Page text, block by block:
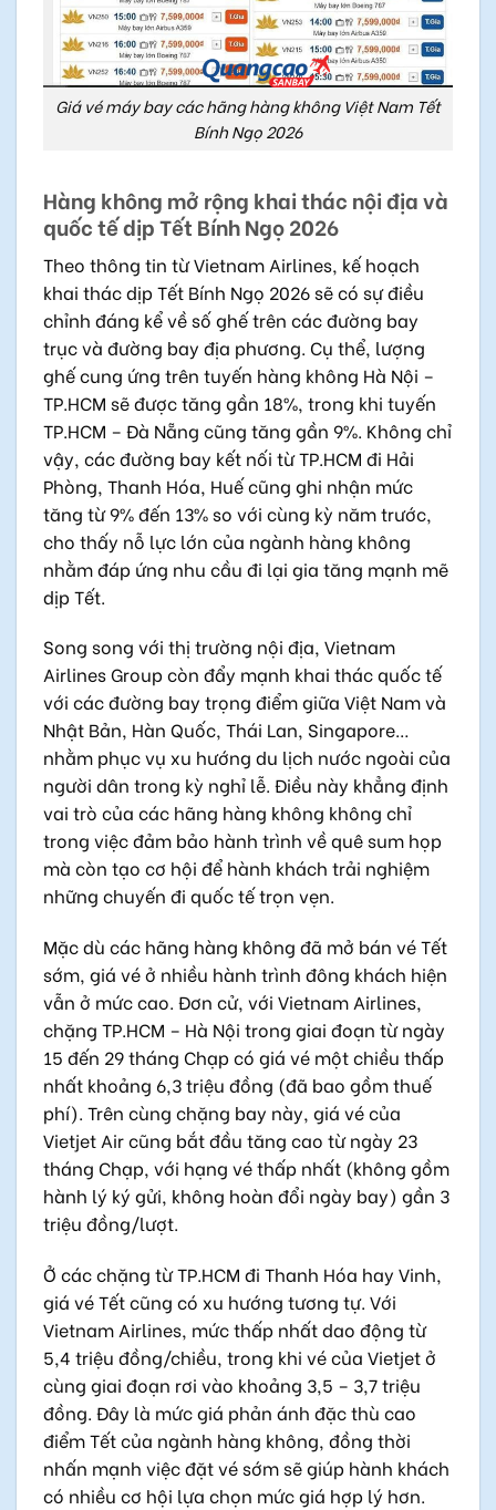
Giá vé máy bay các hãng hàng không Việt Nam Tết
Bính Ngọ 2026
Hàng không mở rộng khai thác nội địa và
quốc tế dịp Tết Bính Ngọ 2026
Theo thông tin từ Vietnam Airlines, kế hoạch
khai thác dịp Tết Bính Ngọ 2026 sẽ có sự điều
chỉnh đáng kể về số ghế trên các đường bay
trục và đường bay địa phương. Cụ thể, lượng
ghế cung ứng trên tuyến hàng không Hà Nội –
TP.HCM sẽ được tăng gần 18%, trong khi tuyến
TP.HCM – Đà Nẵng cũng tăng gần 9%. Không chỉ
vậy, các đường bay kết nối từ TP.HCM đi Hải
Phòng, Thanh Hóa, Huế cũng ghi nhận mức
tăng từ 9% đến 13% so với cùng kỳ năm trước,
cho thấy nỗ lực lớn của ngành hàng không
nhằm đáp ứng nhu cầu đi lại gia tăng mạnh mẽ
dịp Tết.
Song song với thị trường nội địa, Vietnam
Airlines Group còn đẩy mạnh khai thác quốc tế
với các đường bay trọng điểm giữa Việt Nam và
Nhật Bản, Hàn Quốc, Thái Lan, Singapore…
nhằm phục vụ xu hướng du lịch nước ngoài của
người dân trong kỳ nghỉ lễ. Điều này khẳng định
vai trò của các hãng hàng không không chỉ
trong việc đảm bảo hành trình về quê sum họp
mà còn tạo cơ hội để hành khách trải nghiệm
những chuyến đi quốc tế trọn vẹn.
Mặc dù các hãng hàng không đã mở bán vé Tết
sớm, giá vé ở nhiều hành trình đông khách hiện
vẫn ở mức cao. Đơn cử, với Vietnam Airlines,
chặng TP.HCM – Hà Nội trong giai đoạn từ ngày
15 đến 29 tháng Chạp có giá vé một chiều thấp
nhất khoảng 6,3 triệu đồng (đã bao gồm thuế
phí). Trên cùng chặng bay này, giá vé của
Vietjet Air cũng bắt đầu tăng cao từ ngày 23
tháng Chạp, với hạng vé thấp nhất (không gồm
hành lý ký gửi, không hoàn đổi ngày bay) gần 3
triệu đồng/lượt.
Ở các chặng từ TP.HCM đi Thanh Hóa hay Vinh,
giá vé Tết cũng có xu hướng tương tự. Với
Vietnam Airlines, mức thấp nhất dao động từ
5,4 triệu đồng/chiều, trong khi vé của Vietjet ở
cùng giai đoạn rơi vào khoảng 3,5 – 3,7 triệu
đồng. Đây là mức giá phản ánh đặc thù cao
điểm Tết của ngành hàng không, đồng thời
nhấn mạnh việc đặt vé sớm sẽ giúp hành khách
có nhiều cơ hội lựa chọn mức giá hợp lý hơn.